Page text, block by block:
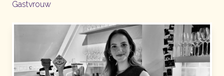
Gastvrouw